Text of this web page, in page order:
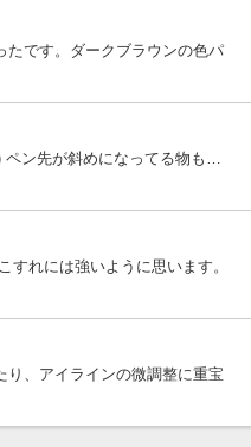
たです。ダークブラウンの色パ
ン先が斜めになってる物も…
すれには強いように思います。
、アイラインの微調整に重宝